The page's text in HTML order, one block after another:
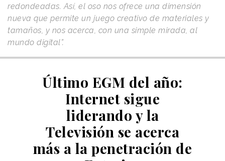
redondeadas. Así, el oso nos ofrece una dimensión
nueva que permite un juego creativo de materiales y
tamaños, y nos acerca, con una simple mirada, al
mundo digital”.
Último EGM del año:
Internet sigue
liderando y la
Televisión se acerca
más a la penetración de